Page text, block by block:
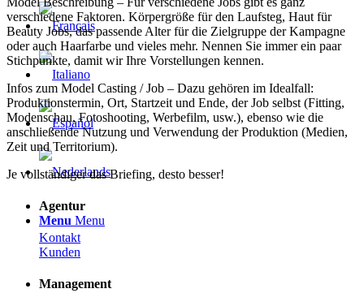
Menu Menu
verschiedene Faktoren. Körpergröße für den Laufsteg, Haut für
Beauty Jobs, das passende Alter für die Zielgruppe der Kampagne
oder auch Haarfarbe und vieles mehr. Nennen Sie immer ein paar
Stichpunkte, damit wir Ihre Vorstellungen kennen.
Infos zum Model Casting / Job – Dazu gehören im Idealfall:
Produktionstermin, Ort, Startzeit und Ende, der Job selbst (Fitting,
Modenschau, Fotoshooting, Werbefilm, usw.), ebenso wie die
anschließende Nutzung und Verwendung der Produktion (Medien,
Zeit und Territorium).
Je vollständiger das Briefing, desto besser!
Agentur
Kontakt
Kunden
Management